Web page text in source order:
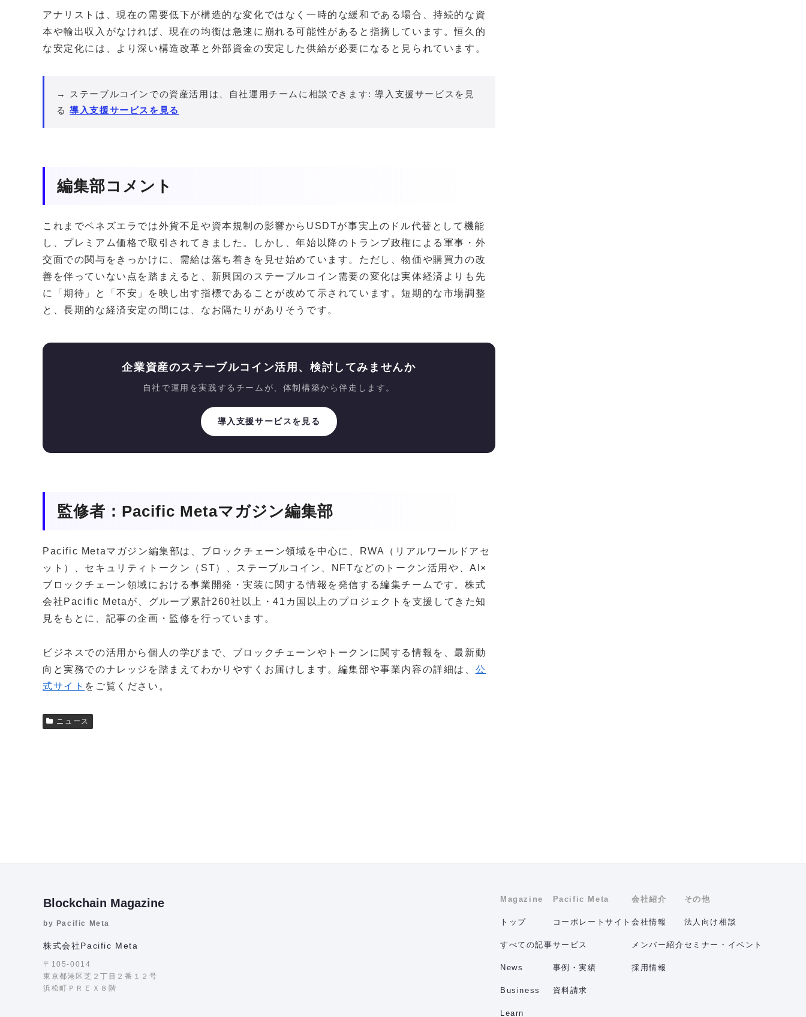
アナリストは、現在の需要低下が構造的な変化ではなく一時的な緩和である場合、持続的な資
本や輸出収入がなければ、現在の均衡は急速に崩れる可能性があると指摘しています。恒久的
な安定化には、より深い構造改革と外部資金の安定した供給が必要になると見られています。
→ ステーブルコインでの資産活用は、自社運用チームに相談できます: 導入支援サービスを見
る導入支援サービスを見る
編集部コメント
これまでベネズエラでは外貨不足や資本規制の影響からUSDTが事実上のドル代替として機能
し、プレミアム価格で取引されてきました。しかし、年始以降のトランプ政権による軍事・外
交面での関与をきっかけに、需給は落ち着きを見せ始めています。ただし、物価や購買力の改
善を伴っていない点を踏まえると、新興国のステーブルコイン需要の変化は実体経済よりも先
に「期待」と「不安」を映し出す指標であることが改めて示されています。短期的な市場調整
と、長期的な経済安定の間には、なお隔たりがありそうです。
企業資産のステーブルコイン活用、検討してみませんか
自社で運用を実践するチームが、体制構築から伴走します。
導入支援サービスを見る
監修者：Pacific Metaマガジン編集部
Pacific Metaマガジン編集部は、ブロックチェーン領域を中心に、RWA（リアルワールドアセ
ット）、セキュリティトークン（ST）、ステーブルコイン、NFTなどのトークン活用や、AI×
ブロックチェーン領域における事業開発・実装に関する情報を発信する編集チームです。株式
会社Pacific Metaが、グループ累計260社以上・41カ国以上のプロジェクトを支援してきた知
見をもとに、記事の企画・監修を行っています。
ビジネスでの活用から個人の学びまで、ブロックチェーンやトークンに関する情報を、最新動
向と実務でのナレッジを踏まえてわかりやすくお届けします。編集部や事業内容の詳細は、 公
式サイト をご覧ください。
ニュース
Blockchain Magazine
by Pacific Meta
株式会社Pacific Meta
〒105-0014
東京都港区芝２丁目２番１２号
浜松町ＰＲＥＸ８階
Magazine
トップ
すべての記事
News
Business
Learn
Pacific Meta
コーポレートサイト
サービス
事例・実績
資料請求
会社紹介
会社情報
メンバー紹介
採用情報
その他
法人向け相談
セミナー・イベント